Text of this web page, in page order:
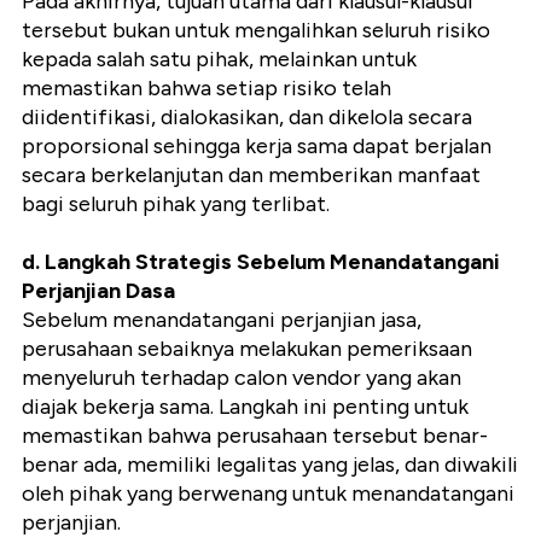
tersebut bukan untuk mengalihkan seluruh risiko
kepada salah satu pihak, melainkan untuk
memastikan bahwa setiap risiko telah
diidentifikasi, dialokasikan, dan dikelola secara
proporsional sehingga kerja sama dapat berjalan
secara berkelanjutan dan memberikan manfaat
bagi seluruh pihak yang terlibat.
d. Langkah Strategis Sebelum Menandatangani
Perjanjian Dasa
Sebelum menandatangani perjanjian jasa,
perusahaan sebaiknya melakukan pemeriksaan
menyeluruh terhadap calon vendor yang akan
diajak bekerja sama. Langkah ini penting untuk
memastikan bahwa perusahaan tersebut benar-
benar ada, memiliki legalitas yang jelas, dan diwakili
oleh pihak yang berwenang untuk menandatangani
perjanjian.